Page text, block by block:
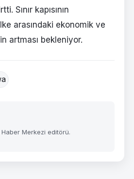
Sınır kapısının
arasındaki ekonomik ve
artması bekleniyor.
Haber Merkezi editörü.